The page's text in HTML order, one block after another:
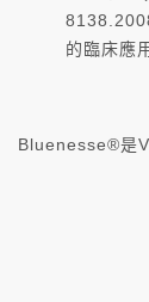
的臨床應
Bluenesse®是